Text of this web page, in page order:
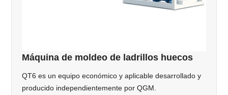
Máquina de moldeo de ladrillos huecos
QT6 es un equipo económico y aplicable desarrollado y
producido independientemente por QGM.